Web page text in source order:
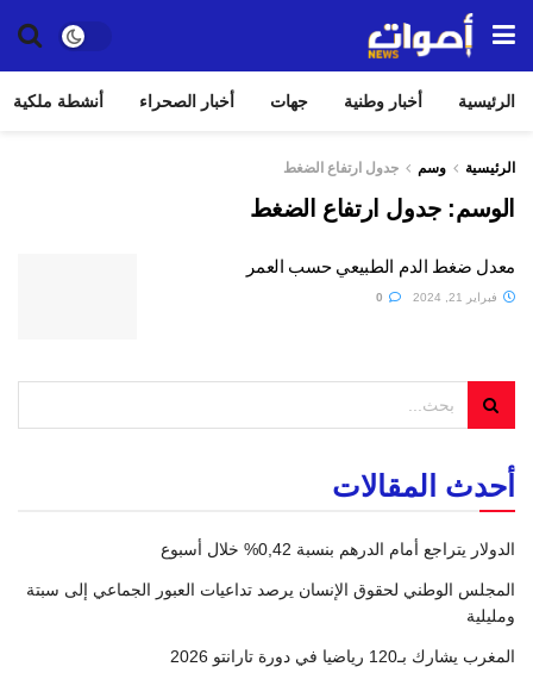
الرئيسية أخبار وطنية جهات أخبار الصحراء أنشطة ملكية
الرئيسية وسم جدول ارتفاع الضغط
الوسم:جدول ارتفاع الضغط
معدل ضغط الدم الطبيعي حسب العمر
فبراير 21, 2024
أحدث المقالات
الدولار يتراجع أمام الدرهم بنسبة 0,42% خلال أسبوع
المجلس الوطني لحقوق الإنسان يرصد تداعيات العبور الجماعي إلى سبتة
ومليلية
المغرب يشارك بـ120 رياضيا في دورة تارانتو 2026